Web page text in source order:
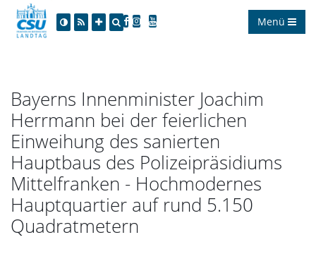
Menü
Bayerns Innenminister Joachim
Herrmann bei der feierlichen
Einweihung des sanierten
Hauptbaus des Polizeipräsidiums
Mittelfranken - Hochmodernes
Hauptquartier auf rund 5.150
Quadratmetern